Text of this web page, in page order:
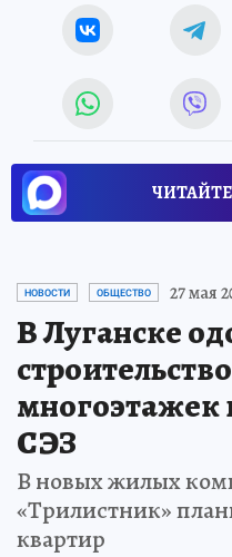
НОВОСТИ ОБЩЕСТВО 27 мая
В Луганске
многоэтажек
СЭЗ
В новых жилых
«Трилистник»
квартир